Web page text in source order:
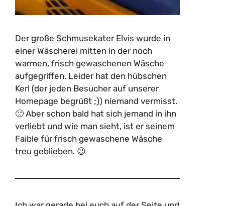
Der große Schmusekater Elvis wurde in
einer Wäscherei mitten in der noch
warmen, frisch gewaschenen Wäsche
aufgegriffen. Leider hat den hübschen
Kerl (der jeden Besucher auf unserer
Homepage begrüßt ;)) niemand vermisst.
🙁 Aber schon bald hat sich jemand in ihn
verliebt und wie man sieht, ist er seinem
Faible für frisch gewaschene Wäsche
treu geblieben. 😉